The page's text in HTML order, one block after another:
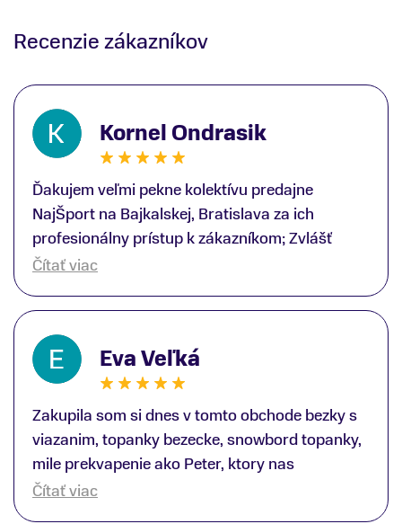
Recenzie zákazníkov
Kornel Ondrasik
Ďakujem veľmi pekne kolektívu predajne
NajŠport na Bajkalskej, Bratislava za ich
profesionálny prístup k zákazníkom; Zvlášť
ďakujem špecialistovi Martinovi Gunišovi za
lyžiarskej obuvi, ako aj prilby.. všetko značka
Atomic; Pán Martin Guniš mi svojou
odbornosťou otvoril nové obzory a dozvedel
som sa, vďaka jeho profesionálnemu prístupu k
zákazníkovi, up-to-date informácie o nových
trendoch v lyžiarských technológiách; Z
predajne NajŠport som odchádzal s nakúpom
nového lyžiarského vybavenia nielen ako veľmi
spokojný zákazník, ale aj s rešpektom, že
Čítať viac
Eva Veľká
Zakupila som si dnes v tomto obchode bezky s
viazanim, topanky bezecke, snowbord topanky,
mile prekvapenie ako Peter, ktory nas
obsluhoval mal prehlad, poradil nam super. Za
Čítať viac